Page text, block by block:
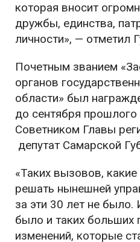
которая вносит
дружбы, единства,
личности», — отметил
Почетным званием
органов
области» был
до сентября
Советником Главы
депутат Самарской
«Таких вызовов, какие
решать нынешней
за эти 30 лет не
было и таких больших
изменений, которые